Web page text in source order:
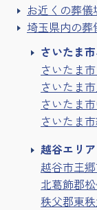
お近くの葬儀
埼玉県内の葬
さいたま
さいたま市
さいたま
さいたま
さいたま
越谷エリア
越谷市三
北葛飾郡
秩父郡東